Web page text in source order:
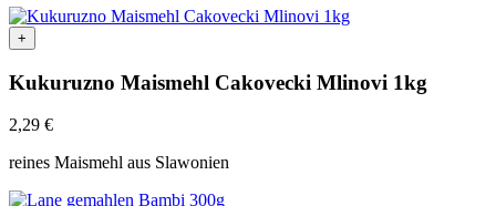
+
Kukuruzno Maismehl Cakovecki Mlinovi 1kg
2,29 €
reines Maismehl aus Slawonien